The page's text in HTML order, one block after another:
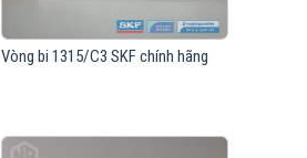
Vòng bi 1315/C3 SKF chính hãng